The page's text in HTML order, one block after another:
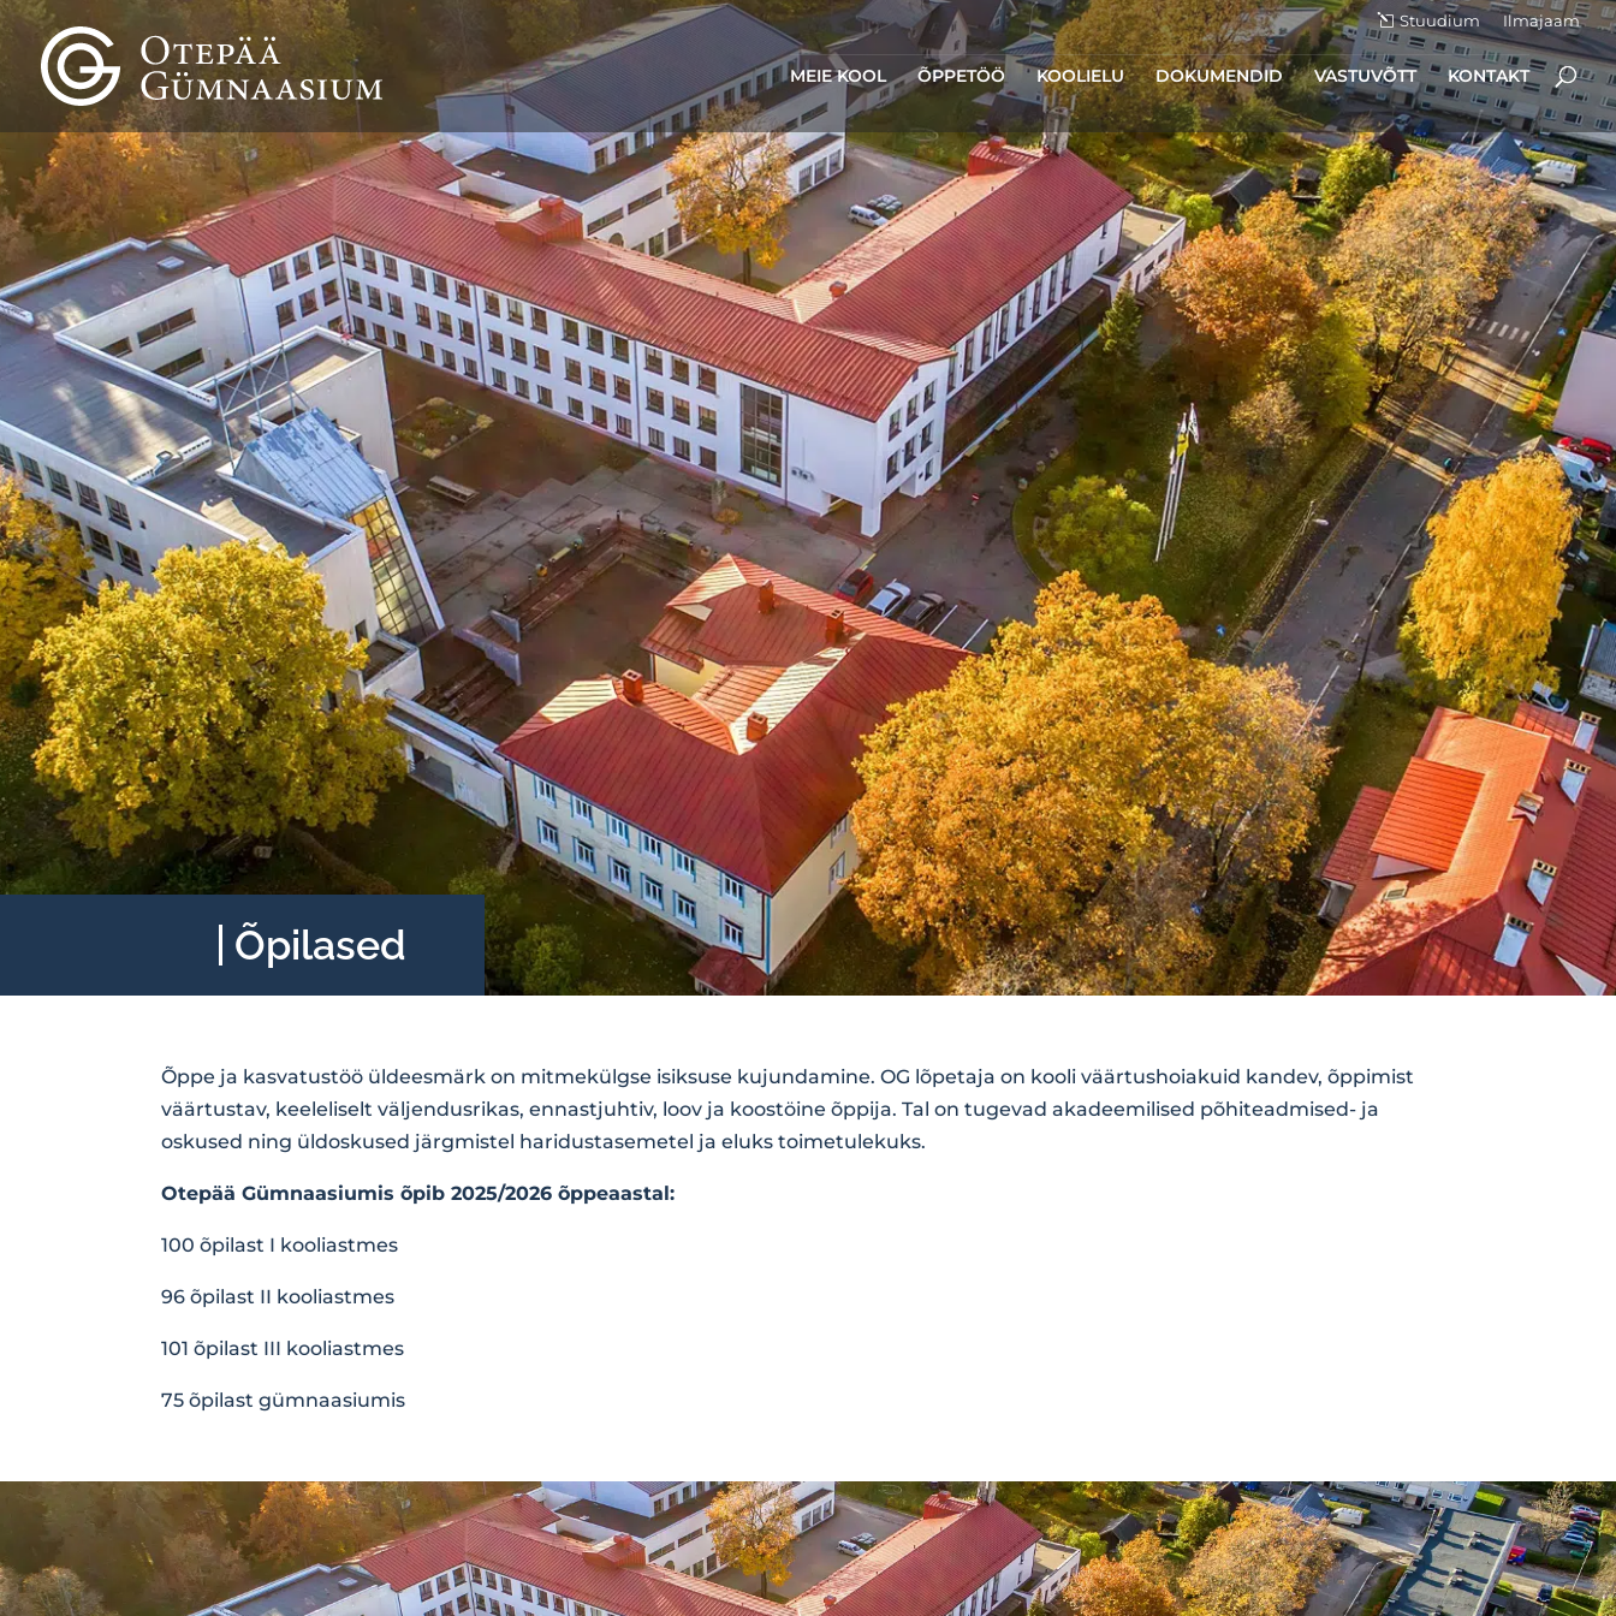
Stuudium Ilmajaam
MEIE KOOL ÕPPETÖÖ KOOLIELU DOKUMENDID VASTUVÕTT KONTAKT
Õpilased
Õppe ja kasvatustöö üldeesmärk on mitmekülgse isiksuse kujundamine. OG lõpetaja on kooli väärtushoiakuid kandev, õppimist
väärtustav, keeleliselt väljendusrikas, ennastjuhtiv, loov ja koostöine õppija. Tal on tugevad akadeemilised põhiteadmised- ja
oskused ning üldoskused järgmistel haridustasemetel ja eluks toimetulekuks.
Otepää Gümnaasiumis õpib 2025/2026 õppeaastal:
100 õpilast I kooliastmes
96 õpilast II kooliastmes
101 õpilast III kooliastmes
75 õpilast gümnaasiumis